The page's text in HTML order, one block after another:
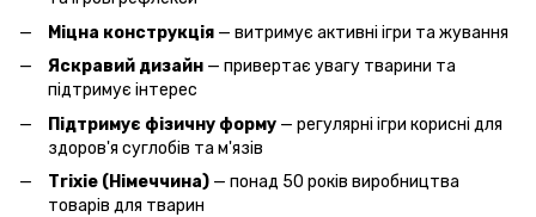
Міцна конструкція — витримує активні ігри та жування
Яскравий дизайн — привертає увагу тварини та
підтримує інтерес
Підтримує фізичну форму — регулярні ігри корисні для
здоров'я суглобів та м'язів
Тrixie (Німеччина) — понад 50 років виробництва
товарів для тварин